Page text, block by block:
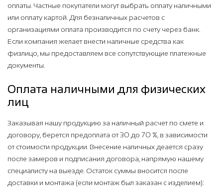
оплаты. Частные покупатели могут выбрать оплату наличными
или оплату картой. Для безналичных расчетов с
организациями оплата производится по счету через банк.
Если компания желает внести наличные средства как
физлицо, мы предоставляем все сопутствующие платежные
документы.
Оплата наличными для физических
лиц
Заказывая нашу продукцию за наличный расчет по смете и
договору, берется предоплата от 30 до 70 %, в зависимости
от стоимости продукции. Внесение наличных деается сразу
после замеров и подписания договора, напрямую нашему
специалисту на выезде. Остаток суммы вносится после
доставки и монтажа (если монтаж был заказан с изделием):